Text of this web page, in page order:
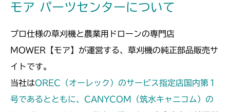
本体 FIG20 AWD駆動
モア パーツセンターについて
プロ仕様の草刈機と農業用ドローンの専門店
MOWER【モア】が運営する、草刈機の純正部品販売サ
イトです。
当社はOREC（オーレック）のサービス指定店国内第１
号であるとともに、CANYCOM（筑水キャニコム）の